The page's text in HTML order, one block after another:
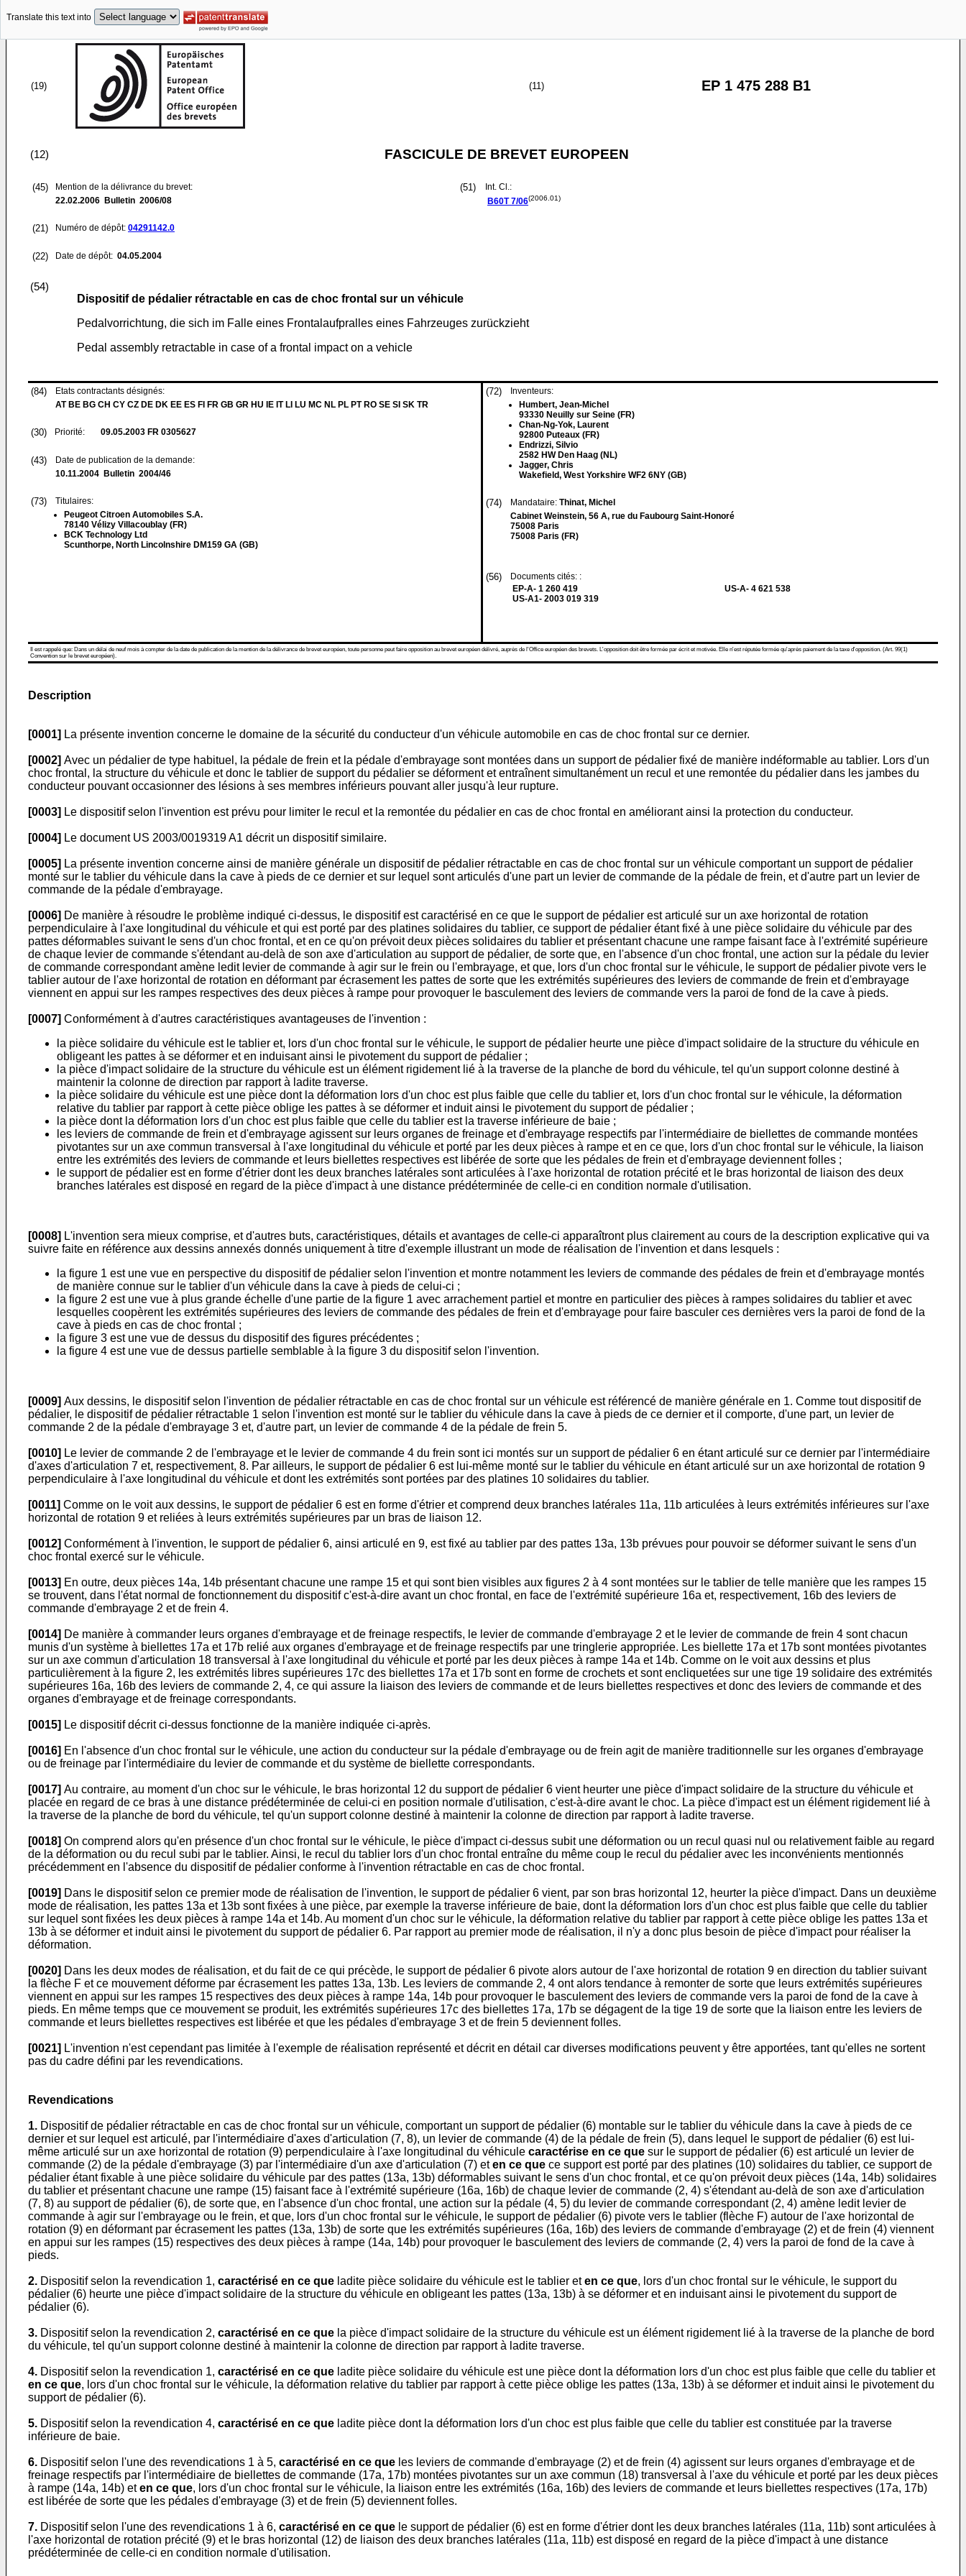
Translate this text into
(19) (11) EP 1 475 288 B1
(12) FASCICULE DE BREVET EUROPEEN
(45)
Mention de la délivrance du brevet:
22.02.2006 Bulletin 2006/08
(21) Numéro de dépôt: 04291142.0
(22) Date de dépôt: 04.05.2004
(51)
Int. Cl.:
B60T 7/06(2006.01)
(54)
Dispositif de pédalier rétractable en cas de choc frontal sur un véhicule
Pedalvorrichtung, die sich im Falle eines Frontalaufpralles eines Fahrzeuges zurückzieht
Pedal assembly retractable in case of a frontal impact on a vehicle
(84)
Etats contractants désignés:
AT BE BG CH CY CZ DE DK EE ES FI FR GB GR HU IE IT LI LU MC NL PL PT RO SE SI SK TR
(30) Priorité: 09.05.2003 FR 0305627
(43)
Date de publication de la demande:
10.11.2004 Bulletin 2004/46
(73)
Titulaires:
Peugeot Citroen Automobiles S.A.
78140 Vélizy Villacoublay (FR)
BCK Technology Ltd
Scunthorpe, North Lincolnshire DM159 GA (GB)
(72)
Inventeurs:
Humbert, Jean-Michel
93330 Neuilly sur Seine (FR)
Chan-Ng-Yok, Laurent
92800 Puteaux (FR)
Endrizzi, Silvio
2582 HW Den Haag (NL)
Jagger, Chris
Wakefield, West Yorkshire WF2 6NY (GB)
(74) Mandataire: Thinat, Michel
Cabinet Weinstein, 56 A, rue du Faubourg Saint-Honoré
75008 Paris
75008 Paris (FR)
(56)
Documents cités: :
EP-A- 1 260 419
US-A1- 2003 019 319
US-A- 4 621 538
Il est rappelé que: Dans un délai de neuf mois à compter de la date de publication de la mention de la délivrance de brevet européen, toute personne peut faire opposition au brevet européen délivré, auprès de l'Office européen des brevets. L'opposition doit être formée par écrit et motivée. Elle n'est réputée formée qu'après paiement de la taxe d'opposition. (Art. 99(1)
Convention sur le brevet européen).
Description
[0001] La présente invention concerne le domaine de la sécurité du conducteur d'un véhicule automobile en cas de choc frontal sur ce dernier.
[0002] Avec un pédalier de type habituel, la pédale de frein et la pédale d'embrayage sont montées dans un support de pédalier fixé de manière indéformable au tablier. Lors d'un
choc frontal, la structure du véhicule et donc le tablier de support du pédalier se déforment et entraînent simultanément un recul et une remontée du pédalier dans les jambes du
conducteur pouvant occasionner des lésions à ses membres inférieurs pouvant aller jusqu'à leur rupture.
[0003] Le dispositif selon l'invention est prévu pour limiter le recul et la remontée du pédalier en cas de choc frontal en améliorant ainsi la protection du conducteur.
[0004] Le document US 2003/0019319 A1 décrit un dispositif similaire.
[0005] La présente invention concerne ainsi de manière générale un dispositif de pédalier rétractable en cas de choc frontal sur un véhicule comportant un support de pédalier
monté sur le tablier du véhicule dans la cave à pieds de ce dernier et sur lequel sont articulés d'une part un levier de commande de la pédale de frein, et d'autre part un levier de
commande de la pédale d'embrayage.
[0006] De manière à résoudre le problème indiqué ci-dessus, le dispositif est caractérisé en ce que le support de pédalier est articulé sur un axe horizontal de rotation
perpendiculaire à l'axe longitudinal du véhicule et qui est porté par des platines solidaires du tablier, ce support de pédalier étant fixé à une pièce solidaire du véhicule par des
pattes déformables suivant le sens d'un choc frontal, et en ce qu'on prévoit deux pièces solidaires du tablier et présentant chacune une rampe faisant face à l'extrémité supérieure
de chaque levier de commande s'étendant au-delà de son axe d'articulation au support de pédalier, de sorte que, en l'absence d'un choc frontal, une action sur la pédale du levier
de commande correspondant amène ledit levier de commande à agir sur le frein ou l'embrayage, et que, lors d'un choc frontal sur le véhicule, le support de pédalier pivote vers le
tablier autour de l'axe horizontal de rotation en déformant par écrasement les pattes de sorte que les extrémités supérieures des leviers de commande de frein et d'embrayage
viennent en appui sur les rampes respectives des deux pièces à rampe pour provoquer le basculement des leviers de commande vers la paroi de fond de la cave à pieds.
[0007] Conformément à d'autres caractéristiques avantageuses de l'invention :
la pièce solidaire du véhicule est le tablier et, lors d'un choc frontal sur le véhicule, le support de pédalier heurte une pièce d'impact solidaire de la structure du véhicule en
obligeant les pattes à se déformer et en induisant ainsi le pivotement du support de pédalier ;
la pièce d'impact solidaire de la structure du véhicule est un élément rigidement lié à la traverse de la planche de bord du véhicule, tel qu'un support colonne destiné à
maintenir la colonne de direction par rapport à ladite traverse.
la pièce solidaire du véhicule est une pièce dont la déformation lors d'un choc est plus faible que celle du tablier et, lors d'un choc frontal sur le véhicule, la déformation
relative du tablier par rapport à cette pièce oblige les pattes à se déformer et induit ainsi le pivotement du support de pédalier ;
la pièce dont la déformation lors d'un choc est plus faible que celle du tablier est la traverse inférieure de baie ;
les leviers de commande de frein et d'embrayage agissent sur leurs organes de freinage et d'embrayage respectifs par l'intermédiaire de biellettes de commande montées
pivotantes sur un axe commun transversal à l'axe longitudinal du véhicule et porté par les deux pièces à rampe et en ce que, lors d'un choc frontal sur le véhicule, la liaison
entre les extrémités des leviers de commande et leurs biellettes respectives est libérée de sorte que les pédales de frein et d'embrayage deviennent folles ;
le support de pédalier est en forme d'étrier dont les deux branches latérales sont articulées à l'axe horizontal de rotation précité et le bras horizontal de liaison des deux
branches latérales est disposé en regard de la pièce d'impact à une distance prédéterminée de celle-ci en condition normale d'utilisation.
[0008] L'invention sera mieux comprise, et d'autres buts, caractéristiques, détails et avantages de celle-ci apparaîtront plus clairement au cours de la description explicative qui va
suivre faite en référence aux dessins annexés donnés uniquement à titre d'exemple illustrant un mode de réalisation de l'invention et dans lesquels :
la figure 1 est une vue en perspective du dispositif de pédalier selon l'invention et montre notamment les leviers de commande des pédales de frein et d'embrayage montés
de manière connue sur le tablier d'un véhicule dans la cave à pieds de celui-ci ;
la figure 2 est une vue à plus grande échelle d'une partie de la figure 1 avec arrachement partiel et montre en particulier des pièces à rampes solidaires du tablier et avec
lesquelles coopèrent les extrémités supérieures des leviers de commande des pédales de frein et d'embrayage pour faire basculer ces dernières vers la paroi de fond de la
cave à pieds en cas de choc frontal ;
la figure 3 est une vue de dessus du dispositif des figures précédentes ;
la figure 4 est une vue de dessus partielle semblable à la figure 3 du dispositif selon l'invention.
[0009] Aux dessins, le dispositif selon l'invention de pédalier rétractable en cas de choc frontal sur un véhicule est référencé de manière générale en 1. Comme tout dispositif de
pédalier, le dispositif de pédalier rétractable 1 selon l'invention est monté sur le tablier du véhicule dans la cave à pieds de ce dernier et il comporte, d'une part, un levier de
commande 2 de la pédale d'embrayage 3 et, d'autre part, un levier de commande 4 de la pédale de frein 5.
[0010] Le levier de commande 2 de l'embrayage et le levier de commande 4 du frein sont ici montés sur un support de pédalier 6 en étant articulé sur ce dernier par l'intermédiaire
d'axes d'articulation 7 et, respectivement, 8. Par ailleurs, le support de pédalier 6 est lui-même monté sur le tablier du véhicule en étant articulé sur un axe horizontal de rotation 9
perpendiculaire à l'axe longitudinal du véhicule et dont les extrémités sont portées par des platines 10 solidaires du tablier.
[0011] Comme on le voit aux dessins, le support de pédalier 6 est en forme d'étrier et comprend deux branches latérales 11a, 11b articulées à leurs extrémités inférieures sur l'axe
horizontal de rotation 9 et reliées à leurs extrémités supérieures par un bras de liaison 12.
[0012] Conformément à l'invention, le support de pédalier 6, ainsi articulé en 9, est fixé au tablier par des pattes 13a, 13b prévues pour pouvoir se déformer suivant le sens d'un
choc frontal exercé sur le véhicule.
[0013] En outre, deux pièces 14a, 14b présentant chacune une rampe 15 et qui sont bien visibles aux figures 2 à 4 sont montées sur le tablier de telle manière que les rampes 15
se trouvent, dans l'état normal de fonctionnement du dispositif c'est-à-dire avant un choc frontal, en face de l'extrémité supérieure 16a et, respectivement, 16b des leviers de
commande d'embrayage 2 et de frein 4.
[0014] De manière à commander leurs organes d'embrayage et de freinage respectifs, le levier de commande d'embrayage 2 et le levier de commande de frein 4 sont chacun
munis d'un système à biellettes 17a et 17b relié aux organes d'embrayage et de freinage respectifs par une tringlerie appropriée. Les biellette 17a et 17b sont montées pivotantes
sur un axe commun d'articulation 18 transversal à l'axe longitudinal du véhicule et porté par les deux pièces à rampe 14a et 14b. Comme on le voit aux dessins et plus
particulièrement à la figure 2, les extrémités libres supérieures 17c des biellettes 17a et 17b sont en forme de crochets et sont encliquetées sur une tige 19 solidaire des extrémités
supérieures 16a, 16b des leviers de commande 2, 4, ce qui assure la liaison des leviers de commande et de leurs biellettes respectives et donc des leviers de commande et des
organes d'embrayage et de freinage correspondants.
[0015] Le dispositif décrit ci-dessus fonctionne de la manière indiquée ci-après.
[0016] En l'absence d'un choc frontal sur le véhicule, une action du conducteur sur la pédale d'embrayage ou de frein agit de manière traditionnelle sur les organes d'embrayage
ou de freinage par l'intermédiaire du levier de commande et du système de biellette correspondants.
[0017] Au contraire, au moment d'un choc sur le véhicule, le bras horizontal 12 du support de pédalier 6 vient heurter une pièce d'impact solidaire de la structure du véhicule et
placée en regard de ce bras à une distance prédéterminée de celui-ci en position normale d'utilisation, c'est-à-dire avant le choc. La pièce d'impact est un élément rigidement lié à
la traverse de la planche de bord du véhicule, tel qu'un support colonne destiné à maintenir la colonne de direction par rapport à ladite traverse.
[0018] On comprend alors qu'en présence d'un choc frontal sur le véhicule, le pièce d'impact ci-dessus subit une déformation ou un recul quasi nul ou relativement faible au regard
de la déformation ou du recul subi par le tablier. Ainsi, le recul du tablier lors d'un choc frontal entraîne du même coup le recul du pédalier avec les inconvénients mentionnés
précédemment en l'absence du dispositif de pédalier conforme à l'invention rétractable en cas de choc frontal.
[0019] Dans le dispositif selon ce premier mode de réalisation de l'invention, le support de pédalier 6 vient, par son bras horizontal 12, heurter la pièce d'impact. Dans un deuxième
mode de réalisation, les pattes 13a et 13b sont fixées à une pièce, par exemple la traverse inférieure de baie, dont la déformation lors d'un choc est plus faible que celle du tablier
sur lequel sont fixées les deux pièces à rampe 14a et 14b. Au moment d'un choc sur le véhicule, la déformation relative du tablier par rapport à cette pièce oblige les pattes 13a et
13b à se déformer et induit ainsi le pivotement du support de pédalier 6. Par rapport au premier mode de réalisation, il n'y a donc plus besoin de pièce d'impact pour réaliser la
déformation.
[0020] Dans les deux modes de réalisation, et du fait de ce qui précède, le support de pédalier 6 pivote alors autour de l'axe horizontal de rotation 9 en direction du tablier suivant
la flèche F et ce mouvement déforme par écrasement les pattes 13a, 13b. Les leviers de commande 2, 4 ont alors tendance à remonter de sorte que leurs extrémités supérieures
viennent en appui sur les rampes 15 respectives des deux pièces à rampe 14a, 14b pour provoquer le basculement des leviers de commande vers la paroi de fond de la cave à
pieds. En même temps que ce mouvement se produit, les extrémités supérieures 17c des biellettes 17a, 17b se dégagent de la tige 19 de sorte que la liaison entre les leviers de
commande et leurs biellettes respectives est libérée et que les pédales d'embrayage 3 et de frein 5 deviennent folles.
[0021] L'invention n'est cependant pas limitée à l'exemple de réalisation représenté et décrit en détail car diverses modifications peuvent y être apportées, tant qu'elles ne sortent
pas du cadre défini par les revendications.
Revendications
1. Dispositif de pédalier rétractable en cas de choc frontal sur un véhicule, comportant un support de pédalier (6) montable sur le tablier du véhicule dans la cave à pieds de ce
dernier et sur lequel est articulé, par l'intermédiaire d'axes d'articulation (7, 8), un levier de commande (4) de la pédale de frein (5), dans lequel le support de pédalier (6) est lui-
même articulé sur un axe horizontal de rotation (9) perpendiculaire à l'axe longitudinal du véhicule caractérise en ce que sur le support de pédalier (6) est articulé un levier de
commande (2) de la pédale d'embrayage (3) par l'intermédiaire d'un axe d'articulation (7) eten ce que ce support est porté par des platines (10) solidaires du tablier, ce support de
pédalier étant fixable à une pièce solidaire du véhicule par des pattes (13a, 13b) déformables suivant le sens d'un choc frontal, et ce qu'on prévoit deux pièces (14a, 14b) solidaires
du tablier et présentant chacune une rampe (15) faisant face à l'extrémité supérieure (16a, 16b) de chaque levier de commande (2, 4) s'étendant au-delà de son axe d'articulation
(7, 8) au support de pédalier (6), de sorte que, en l'absence d'un choc frontal, une action sur la pédale (4, 5) du levier de commande correspondant (2, 4) amène ledit levier de
commande à agir sur l'embrayage ou le frein, et que, lors d'un choc frontal sur le véhicule, le support de pédalier (6) pivote vers le tablier (flèche F) autour de l'axe horizontal de
rotation (9) en déformant par écrasement les pattes (13a, 13b) de sorte que les extrémités supérieures (16a, 16b) des leviers de commande d'embrayage (2) et de frein (4) viennent
en appui sur les rampes (15) respectives des deux pièces à rampe (14a, 14b) pour provoquer le basculement des leviers de commande (2, 4) vers la paroi de fond de la cave à
pieds.
2. Dispositif selon la revendication 1, caractérisé en ce que ladite pièce solidaire du véhicule est le tablier eten ce que, lors d'un choc frontal sur le véhicule, le support du
pédalier (6) heurte une pièce d'impact solidaire de la structure du véhicule en obligeant les pattes (13a, 13b) à se déformer et en induisant ainsi le pivotement du support de
pédalier (6).
3. Dispositif selon la revendication 2, caractérisé en ce que la pièce d'impact solidaire de la structure du véhicule est un élément rigidement lié à la traverse de la planche de bord
du véhicule, tel qu'un support colonne destiné à maintenir la colonne de direction par rapport à ladite traverse.
4. Dispositif selon la revendication 1, caractérisé en ce que ladite pièce solidaire du véhicule est une pièce dont la déformation lors d'un choc est plus faible que celle du tablier et
en ce que, lors d'un choc frontal sur le véhicule, la déformation relative du tablier par rapport à cette pièce oblige les pattes (13a, 13b) à se déformer et induit ainsi le pivotement du
support de pédalier (6).
5. Dispositif selon la revendication 4, caractérisé en ce que ladite pièce dont la déformation lors d'un choc est plus faible que celle du tablier est constituée par la traverse
inférieure de baie.
6. Dispositif selon l'une des revendications 1 à 5, caractérisé en ce que les leviers de commande d'embrayage (2) et de frein (4) agissent sur leurs organes d'embrayage et de
freinage respectifs par l'intermédiaire de biellettes de commande (17a, 17b) montées pivotantes sur un axe commun (18) transversal à l'axe du véhicule et porté par les deux pièces
à rampe (14a, 14b) eten ce que, lors d'un choc frontal sur le véhicule, la liaison entre les extrémités (16a, 16b) des leviers de commande et leurs biellettes respectives (17a, 17b)
est libérée de sorte que les pédales d'embrayage (3) et de frein (5) deviennent folles.
7. Dispositif selon l'une des revendications 1 à 6, caractérisé en ce que le support de pédalier (6) est en forme d'étrier dont les deux branches latérales (11a, 11b) sont articulées à
l'axe horizontal de rotation précité (9) et le bras horizontal (12) de liaison des deux branches latérales (11a, 11b) est disposé en regard de la pièce d'impact à une distance
prédéterminée de celle-ci en condition normale d'utilisation.